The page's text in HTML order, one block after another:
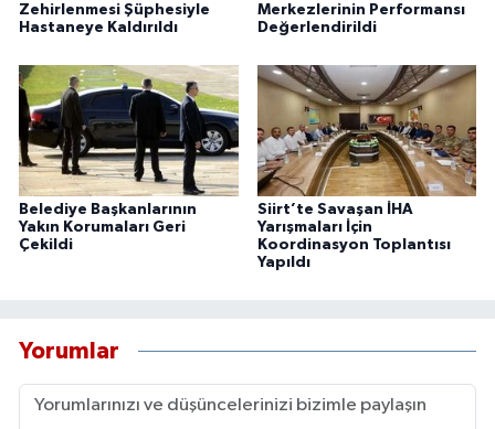
Zehirlenmesi Şüphesiyle
Hastaneye Kaldırıldı
Merkezlerinin Performansı
Değerlendirildi
Belediye Başkanlarının
Yakın Korumaları Geri
Çekildi
Siirt’te Savaşan İHA
Yarışmaları İçin
Koordinasyon Toplantısı
Yapıldı
Yorumlar